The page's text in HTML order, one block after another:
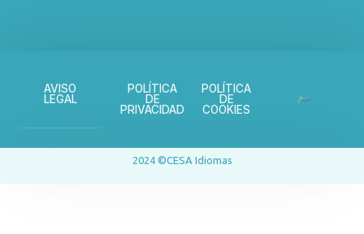
AVISO
LEGAL
POLÍTICA
DE
PRIVACIDAD
POLÍTICA
DE
COOKIES
2024 ©CESA Idiomas